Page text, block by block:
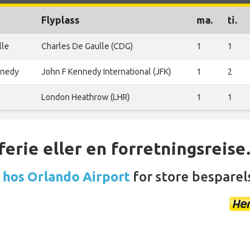
Flyplass ma. ti.
Charles De Gaulle (CDG) 1 1
John F Kennedy International (JFK) 1 2
London Heathrow (LHR) 1 1
ferie eller en
Orlando Airport for store